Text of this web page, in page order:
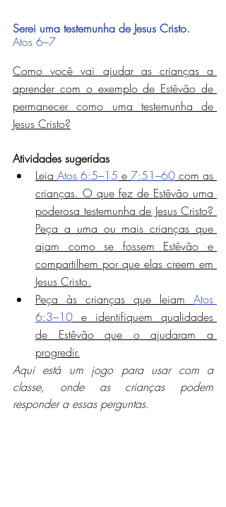
Serei uma testemunha de Jesus Cristo.
Atos 6–7
Como você vai ajudar as crianças a
aprender com o exemplo de Estêvão de
permanecer como uma testemunha de
Jesus Cristo?
Atividades sugeridas
Leia Atos 6:5–15 e 7:51–60 com as
crianças. O que fez de Estêvão uma
poderosa testemunha de Jesus Cristo?
Peça a uma ou mais crianças que
ajam como se fossem Estêvão e
compartilhem por que elas creem em
Jesus Cristo.
Peça às crianças que leiam Atos
6:3–10 e identifiquem qualidades
de Estêvão que o ajudaram a
progredir.
Aqui está um jogo para usar com a
classe, onde as crianças podem
responder a essas perguntas.